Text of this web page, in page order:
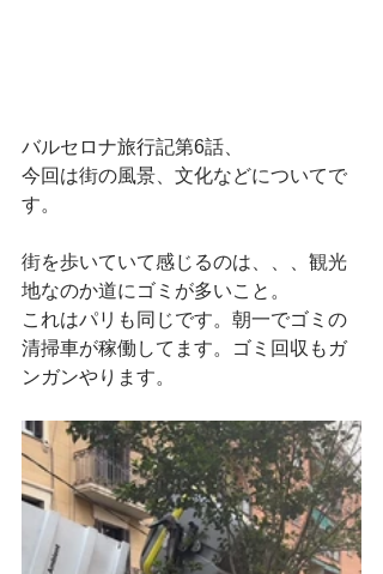
バルセロナ旅行記第6話、
今回は街の風景、文化などについてで
す。
街を歩いていて感じるのは、、、観光
地なのか道にゴミが多いこと。
これはパリも同じです。朝一でゴミの
清掃車が稼働してます。ゴミ回収もガ
ンガンやります。